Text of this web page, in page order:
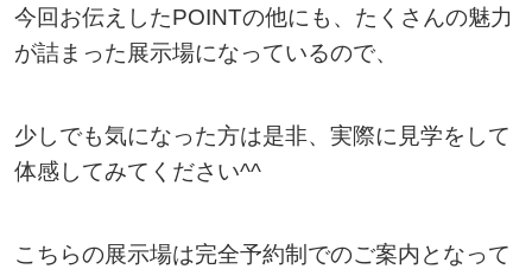
今回お伝えしたPOINTの他にも、たくさんの魅力
が詰まった展示場になっているので、
少しでも気になった方は是非、実際に見学をして
体感してみてください^^
こちらの展示場は完全予約制でのご案内となって